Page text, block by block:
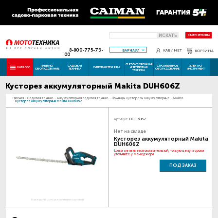
ИСКАТЬ СТАТУС РЕМОНТА
8-800-775-79-
00
БАРНАУЛ КАБИНЕТ КОРЗИНА
КАТАЛОГ ПНЕВМО
ОБОРУДОВАНИЕ
САДОВАЯ
ТЕХНИКА СИЛОВАЯ ТЕХНИКА
СНЕГОУБОРОЧНАЯ
И ТЕПЛОВАЯ
ТЕХНИКА
СТРОИТЕЛЬНОЕ
ОБОРУДОВАНИЕ
ЭЛЕКТРО
ИНСТРУМЕНТ
Кусторез аккумуляторный Makita DUH606Z
Главная - Садовая техника - Аккумуляторная садовая техника - Ножницы-кусторезы аккумуляторные - Makita
- Кусторез аккумуляторный Makita DUH606Z
Наведите для увеличения картинки
Артикул: DUH606Z
Нет на складе
Кусторез аккумуляторный Makita
DUH606Z
Цена не является окончательной, точную цену и сроки
уточняйте у менеджера
ПОД ЗАКАЗ